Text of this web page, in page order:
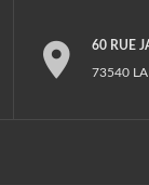
60 RUE
73540 LA